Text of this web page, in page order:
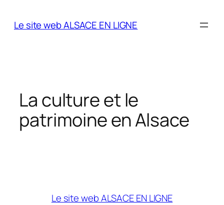
Le site web ALSACE EN LIGNE
La culture et le
patrimoine en Alsace
Le site web ALSACE EN LIGNE